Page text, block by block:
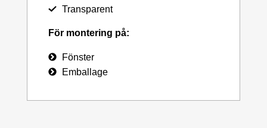
Transparent
För montering på:
Fönster
Emballage